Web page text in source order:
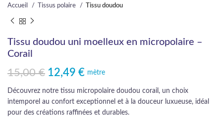
Accueil Tissus polaire Tissu doudou
Tissu doudou uni moelleux en micropolaire –
Corail
15,00€
Le prix initial était : 15,00 €.
12,49 €
Le prix actuel est : 12,49 €.mètre
Découvrez notre tissu micropolaire doudou corail, un choix
intemporel au confort exceptionnel et à la douceur luxueuse, idéal
pour des créations raffinées et durables.